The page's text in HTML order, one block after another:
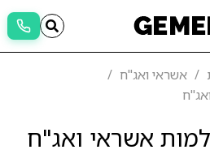
אשראי ואג"ח
אשראי ואג"ח